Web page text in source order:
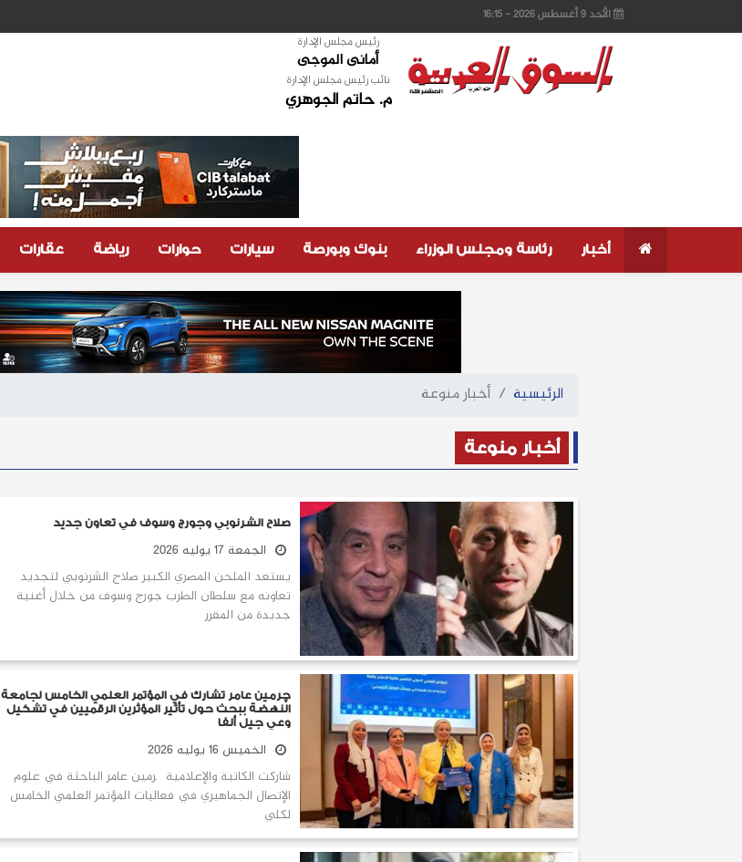
الأحد 9 أغسطس 2026 - 16:15
رئيس مجلس الإدارة
أمانى الموجى
نائب رئيس مجلس الإدارة
م. حاتم الجوهري
أخبار رئاسة ومجلس الوزراء بنوك وبورصة سيارات حوارات رياضة عقارات
الرئيسية أخبار منوعة
أخبار منوعة
صلاح الشرنوبي وجورج وسوف في تعاون جديد
الجمعة 17 يوليه 2026
يستعد الملحن المصري الكبير صلاح الشرنوبي لتجديد
تعاونه مع سلطان الطرب جورج وسوف من خلال أغنية
جديدة من المقرر
چرمين عامر تشارك في المؤتمر العلمي الخامس لجامعة
النهضة ببحث حول تأثير المؤثرين الرقميين في تشكيل
وعي جيل ألفا
الخميس 16 يوليه 2026
شاركت الكاتبة والإعلامية چرمين عامر الباحثة في علوم
الإتصال الجماهيري في فعاليات المؤتمر العلمي الخامس
لكلي